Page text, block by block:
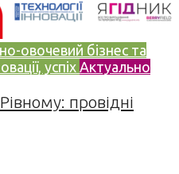
овочевий бізнес та
успіх Актуально
провідні